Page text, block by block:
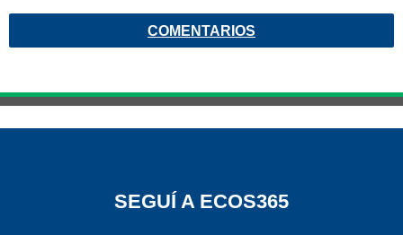
COMENTARIOS
SEGUÍ A ECOS365